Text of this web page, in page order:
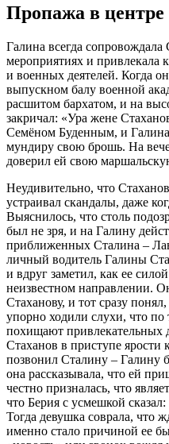
Пропажа в
Галина всегда
мероприятиях и привлекала
и военных деятелей. Когда
выпускном балу военной
расшитом бархатом, и на
закричал: «Ура жене
Семёном Буденным, и
мундиру свою брошь. На
доверил ей свою
Неудивительно, что
устраивал скандалы, даже
Выяснилось, что столь
был не зря, и на Галину
приближенных Сталина –
личный водитель Галины
и вдруг заметил, как ее
неизвестном направлении.
Стаханову, и тот сразу
упорно ходили слухи, что
похищают привлекательных
Стаханов в приступе ярости
позвонил Сталину – Галину
она рассказывала, что ей
честно призналась, что
что Берия с усмешкой
Тогда девушка соврала, что
именно стало причиной ее